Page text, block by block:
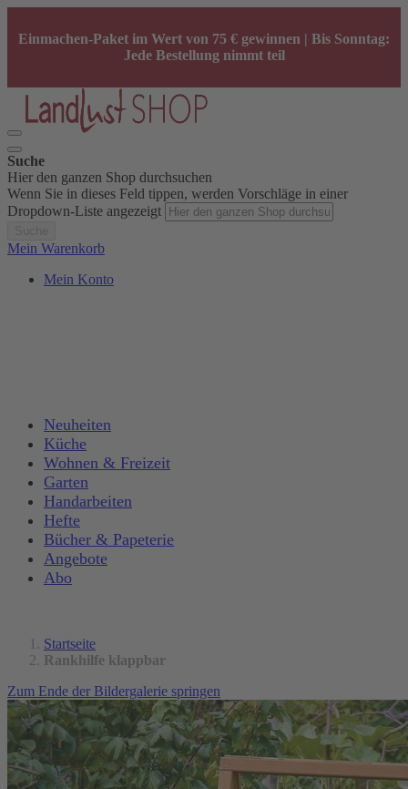
Einmachen-Paket im Wert von 75 € gewinnen | Bis Sonntag:
Jede Bestellung nimmt teil
Suche
Hier den ganzen Shop durchsuchen
Wenn Sie in dieses Feld tippen, werden Vorschläge in einer
Dropdown-Liste angezeigt
Mein Warenkorb
Mein Konto
Neuheiten
Küche
Wohnen & Freizeit
Garten
Handarbeiten
Hefte
Bücher & Papeterie
Angebote
Abo
Startseite
Rankhilfe klappbar
Zum Ende der Bildergalerie springen